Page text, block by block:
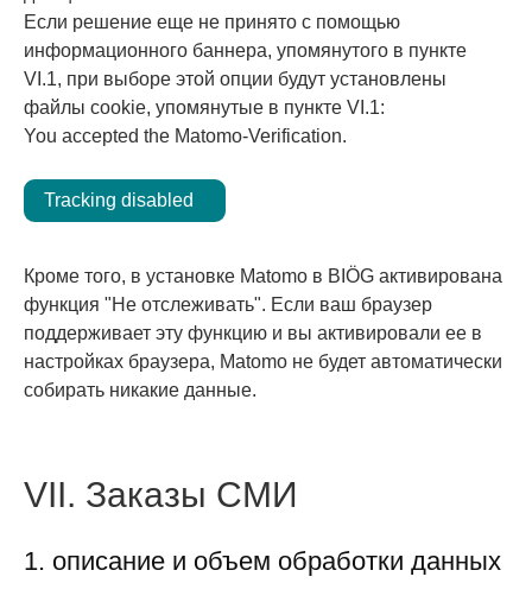
Если решение еще не принято с помощью
информационного баннера, упомянутого в пункте
VI.1, при выборе этой опции будут установлены
файлы cookie, упомянутые в пункте VI.1:
You accepted the Matomo-Verification.
Tracking disabled
Кроме того, в установке Matomo в BIÖG активирована
функция "Не отслеживать". Если ваш браузер
поддерживает эту функцию и вы активировали ее в
настройках браузера, Matomo не будет автоматически
собирать никакие данные.
VII. Заказы СМИ
1. описание и объем обработки данных